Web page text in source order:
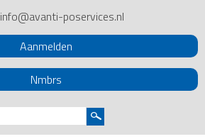
info@avanti-poservices.nl
Aanmelden
Nmbrs